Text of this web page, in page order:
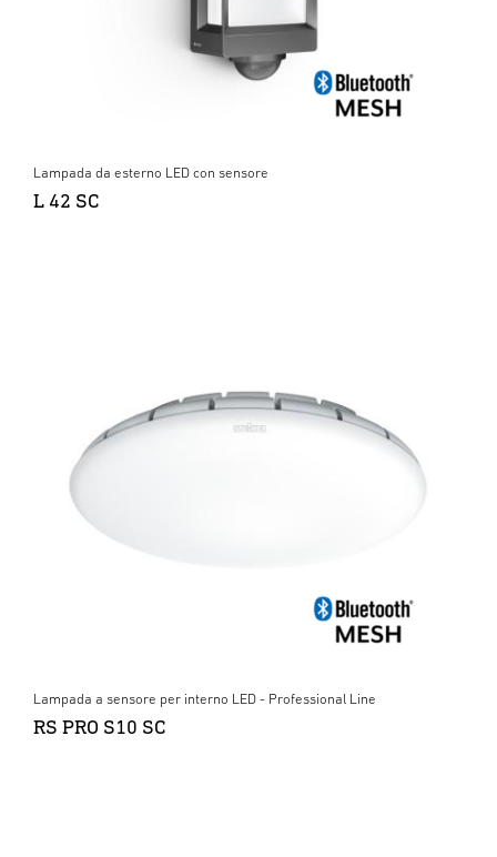
Lampada da esterno LED con sensore
L 42 SC
Lampada a sensore per interno LED - Professional Line
RS PRO S10 SC